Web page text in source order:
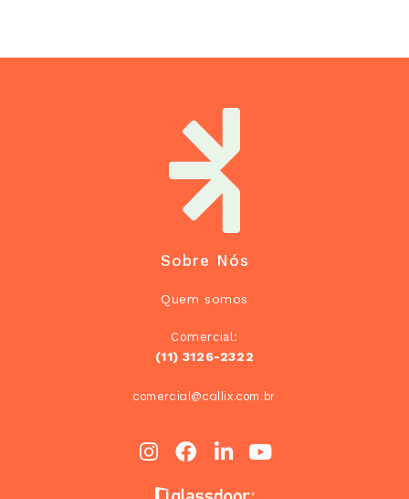
Sobre Nós
Quem somos
Comercial:
(11) 3126-2322
comercial@callix.com.br